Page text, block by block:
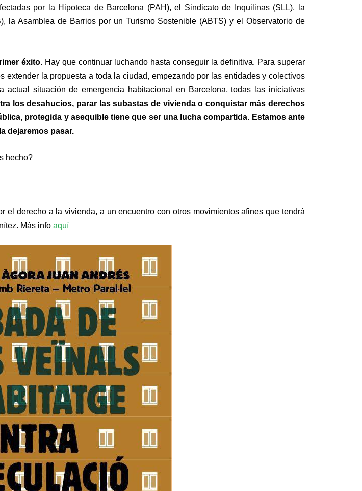
por la Hipoteca de Barcelona (PAH), el Sindicato de Inquilinas (SLL), la
la Asamblea de Barrios por un Turismo Sostenible (ABTS) y el Observatorio de
éxito.Hay que continuar luchando hasta conseguir la definitiva. Para superar
extender la propuesta a toda la ciudad, empezando por las entidades y colectivos
situación de emergencia habitacional en Barcelona, todas las iniciativas
los desahucios, parar las subastas de vivienda o conquistar más derechos
protegida y asequible tiene que ser una lucha compartida. Estamos ante
dejaremos pasar.
hecho?
el derecho a la vivienda, a un encuentro con otros movimientos afines que tendrá
Más info aquí